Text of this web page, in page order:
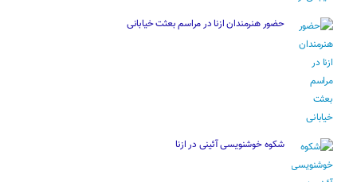
حضور هنرمندان ازنا در مراسم بعثت خیابانی
شکوه خوشنویسی آئینی در ازنا